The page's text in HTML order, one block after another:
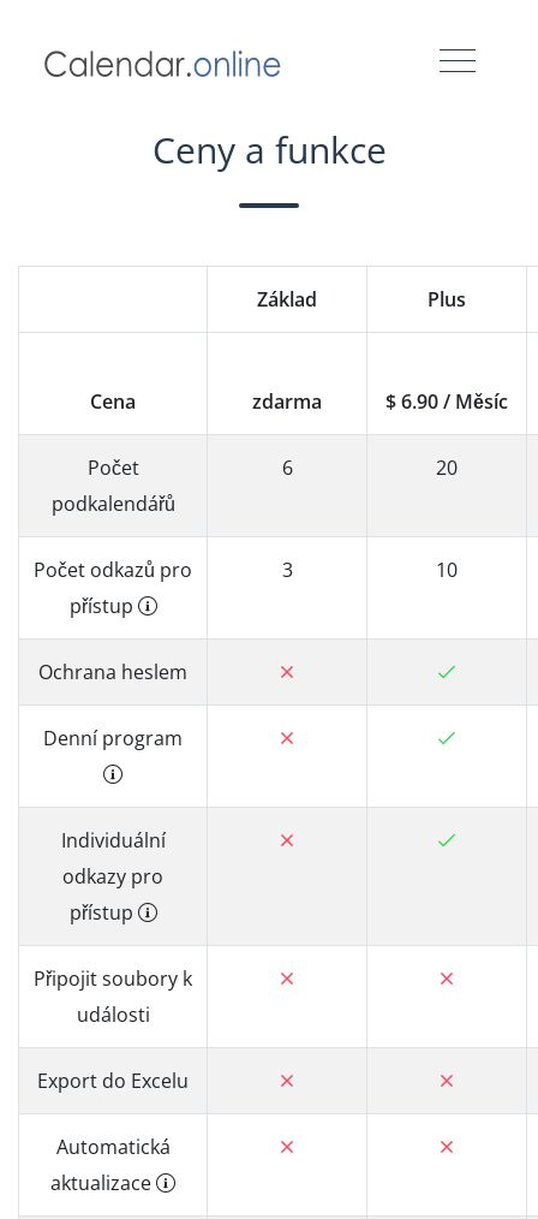
Ceny a funkce
Základ Plus
Cena zdarma $ 6.90 / Měsíc
Počet
podkalendářů
6 20
Počet odkazů pro
přístup
3 10
Ochrana heslem
Denní program
Individuální
odkazy pro
přístup
Připojit soubory k
události
Export do Excelu
Automatická
aktualizace